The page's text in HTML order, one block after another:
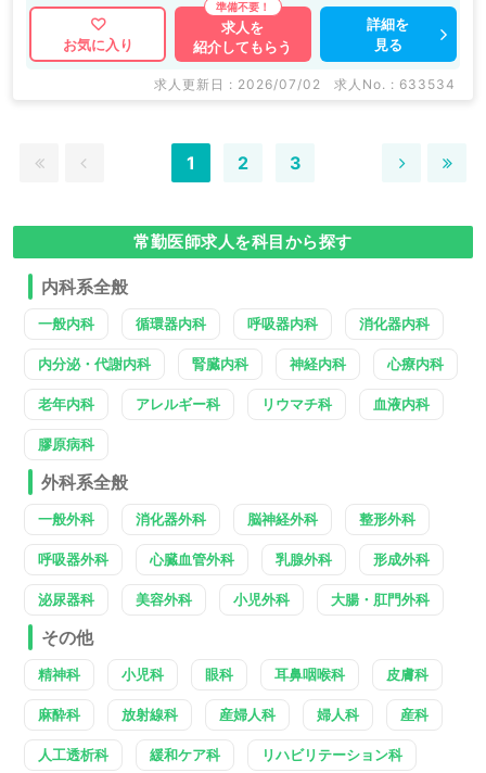
お気に入り
求人を
紹介してもらう
詳細を
見る
求人更新日 : 2026/07/02 求人No. : 633534
1 2 3
常勤医師求人を科目から探す
内科系全般
一般内科 循環器内科 呼吸器内科 消化器内科
内分泌・代謝内科 腎臓内科 神経内科 心療内科
老年内科 アレルギー科 リウマチ科 血液内科
膠原病科
外科系全般
一般外科 消化器外科 脳神経外科 整形外科
呼吸器外科 心臓血管外科 乳腺外科 形成外科
泌尿器科 美容外科 小児外科 大腸・肛門外科
その他
精神科 小児科 眼科 耳鼻咽喉科 皮膚科
麻酔科 放射線科 産婦人科 婦人科 産科
人工透析科 緩和ケア科 リハビリテーション科